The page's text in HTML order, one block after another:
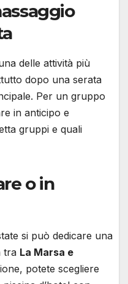
delle attività più
dopo una serata
Per un gruppo
in anticipo e
gruppi e quali
o in
si può dedicare una
tra La Marsa e
potete scegliere